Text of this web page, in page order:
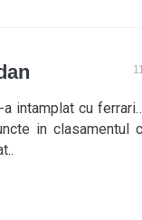
intamplat cu
in clasamentul